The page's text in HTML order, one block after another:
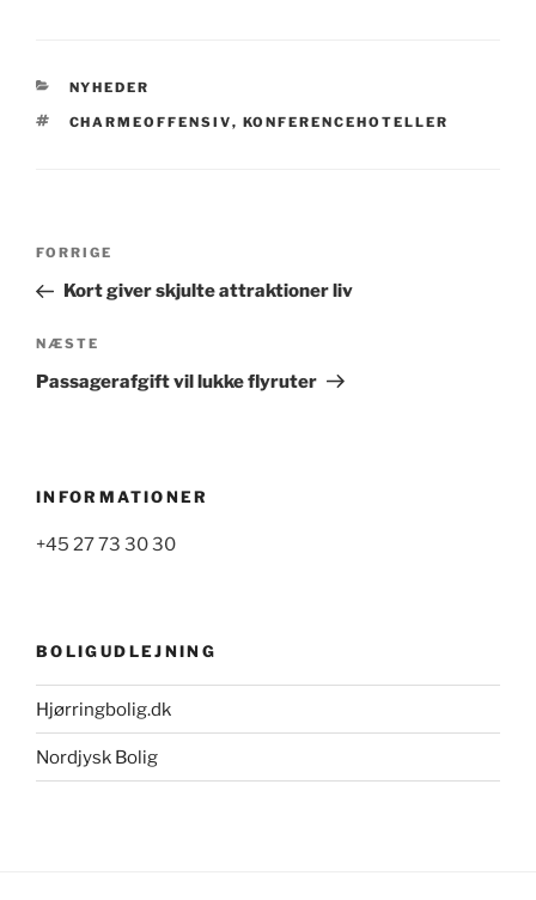
KATEGORIER
NYHEDER
TAGS
CHARMEOFFENSIV, KONFERENCEHOTELLER
Indlægsnavigation
Forrige
indlæg
FORRIGE
Kort giver skjulte attraktioner liv
Næste
indlæg
NÆSTE
Passagerafgift vil lukke flyruter
INFORMATIONER
+45 27 73 30 30
BOLIGUDLEJNING
Hjørringbolig.dk
Nordjysk Bolig